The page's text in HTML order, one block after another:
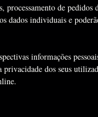
processamento de pedidos
dados individuais e
informações
dos seus